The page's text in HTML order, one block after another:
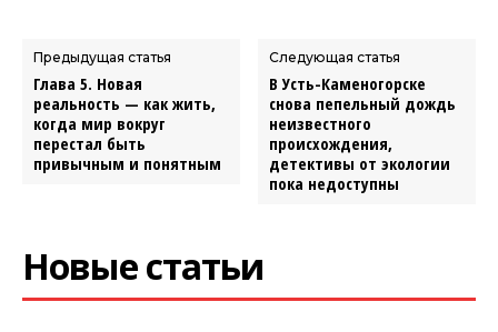
Предыдущая статья
Глава 5. Новая
реальность — как жить,
когда мир вокруг
перестал быть
привычным и понятным
Следующая статья
В Усть-Каменогорске
снова пепельный дождь
неизвестного
происхождения,
детективы от экологии
пока недоступны
Новые статьи